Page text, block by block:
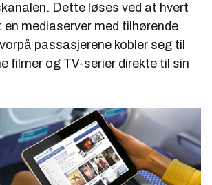
Dette løses ved at hvert
mediaserver med tilhørende
passasjerene kobler seg til
filmer og TV-serier direkte til sin